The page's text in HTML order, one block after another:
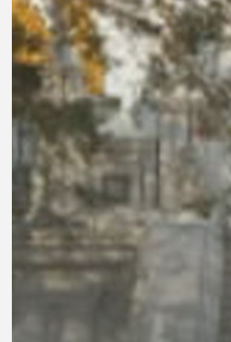
บทความ
และ
กิจกรรม
เกี่ยว
กับ
เรา
ข่าย